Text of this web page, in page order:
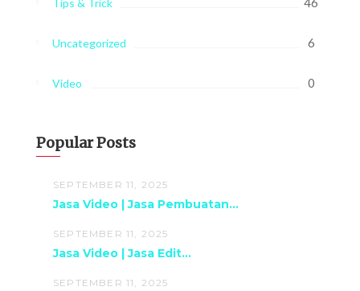
Uncategorized 6
Video 0
Popular Posts
SEPTEMBER 11, 2025
Jasa Video | Jasa Pembuatan...
SEPTEMBER 11, 2025
Jasa Video | Jasa Edit...
SEPTEMBER 11, 2025